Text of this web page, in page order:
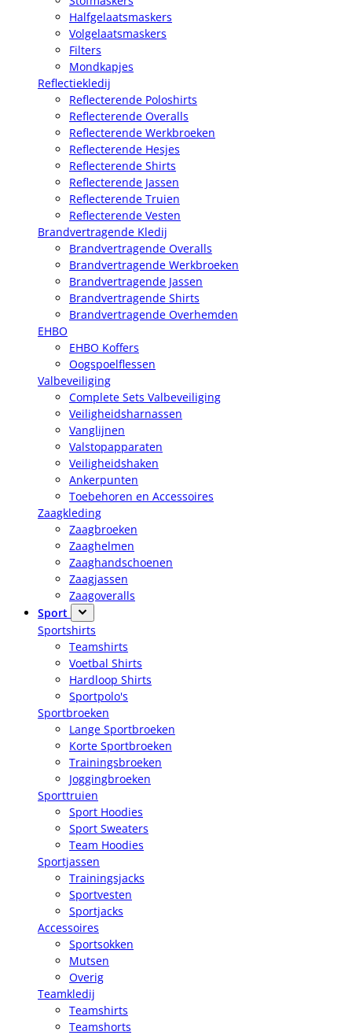
Halfgelaatsmaskers
Volgelaatsmaskers
Filters
Mondkapjes
Reflectiekledij
Reflecterende Poloshirts
Reflecterende Overalls
Reflecterende Werkbroeken
Reflecterende Hesjes
Reflecterende Shirts
Reflecterende Jassen
Reflecterende Truien
Reflecterende Vesten
Brandvertragende Kledij
Brandvertragende Overalls
Brandvertragende Werkbroeken
Brandvertragende Jassen
Brandvertragende Shirts
Brandvertragende Overhemden
EHBO
EHBO Koffers
Oogspoelflessen
Valbeveiliging
Complete Sets Valbeveiliging
Veiligheidsharnassen
Vanglijnen
Valstopapparaten
Veiligheidshaken
Ankerpunten
Toebehoren en Accessoires
Zaagkleding
Zaagbroeken
Zaaghelmen
Zaaghandschoenen
Zaagjassen
Zaagoveralls
Sport
Sportshirts
Teamshirts
Voetbal Shirts
Hardloop Shirts
Sportpolo's
Sportbroeken
Lange Sportbroeken
Korte Sportbroeken
Trainingsbroeken
Joggingbroeken
Sporttruien
Sport Hoodies
Sport Sweaters
Team Hoodies
Sportjassen
Trainingsjacks
Sportvesten
Sportjacks
Accessoires
Sportsokken
Mutsen
Overig
Teamkledij
Teamshirts
Teamshorts